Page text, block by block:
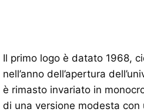
Il primo logo è datato 1968,
nell’anno dell’apertura
è rimasto invariato in
di una versione modesta con